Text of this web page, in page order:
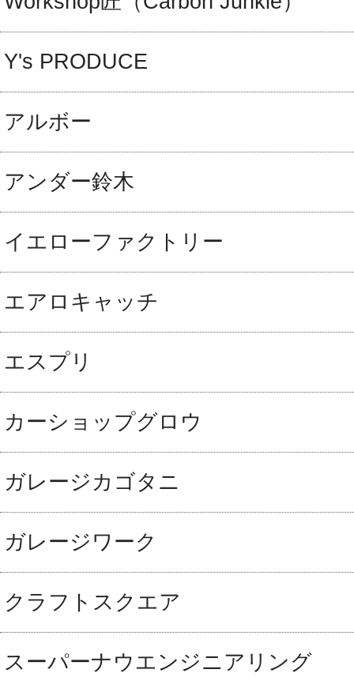
Y's PRODUCE
アルボー
アンダー鈴木
イエローファクトリー
エアロキャッチ
エスプリ
カーショップグロウ
ガレージカゴタニ
ガレージワーク
クラフトスクエア
スーパーナウエンジニアリング